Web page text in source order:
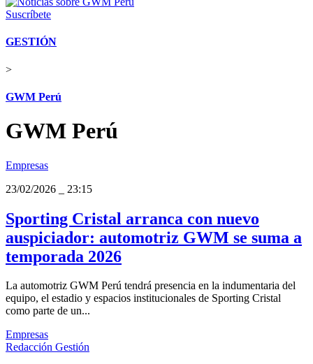
Suscríbete
GESTIÓN
>
GWM Perú
GWM Perú
Empresas
23/02/2026
23:15
Sporting Cristal arranca con nuevo
auspiciador: automotriz GWM se suma a
temporada 2026
La automotriz GWM Perú tendrá presencia en la indumentaria del
equipo, el estadio y espacios institucionales de Sporting Cristal
como parte de un...
Empresas
Redacción Gestión